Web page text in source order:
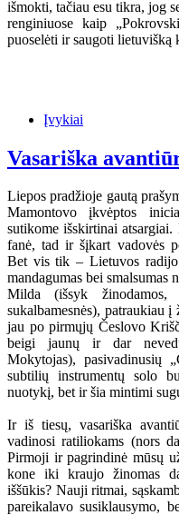
išmokti, tačiau esu tikra, jog
renginiuose kaip
puoselėti ir saugoti lietuvišką
Įvykiai
Vasariška
Liepos pradžioje gautą
Mamontovo įkvėptos
sutikome išskirtinai
fanė, tad ir šįkart vadovės
Bet vis tik – Lietuvos
mandagumas bei smalsumas
Milda (išsyk
sukalbamesnės), patraukiau
jau po pirmųjų Česlovo
beigi jaunų ir dar
Mokytojas), pasivadinusių
subtilių instrumentų solo
nuotykį, bet ir šia mintimi
Ir iš tiesų, vasariška
vadinosi ratiliokams (nors
Pirmoji ir pagrindinė mūsų
kone iki kraujo žinomas
iššūkis? Nauji ritmai,
pareikalavo susiklausymo,